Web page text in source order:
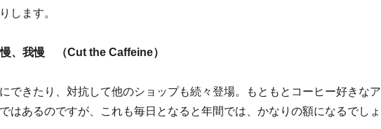
します。
、我慢 （Cut the Caffeine）
できたり、対抗して他のショップも続々登場。もともとコーヒー好きなア
はあるのですが、これも毎日となると年間では、かなりの額になるでしょ